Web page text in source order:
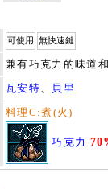
可使用 無快速鍵
兼有巧克力的味道
瓦安特、 貝里
料理C:煮(火)
巧克力